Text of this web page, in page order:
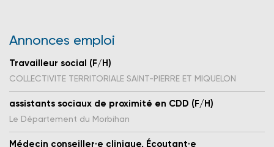
Annonces emploi
Travailleur social (F/H)
COLLECTIVITE TERRITORIALE SAINT-PIERRE ET MIQUELON
assistants sociaux de proximité en CDD (F/H)
Le Département du Morbihan
Médecin conseiller·e clinique, Écoutant·e